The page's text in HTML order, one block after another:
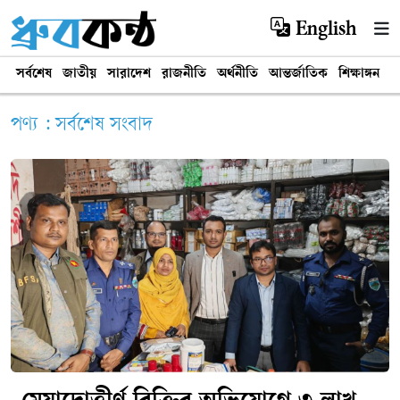
English
সর্বশেষ জাতীয় সারাদেশ রাজনীতি অর্থনীতি আন্তর্জাতিক শিক্ষাঙ্গন
পণ্য : সর্বশেষ সংবাদ